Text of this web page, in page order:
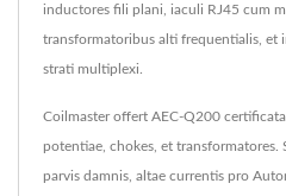
inductores fili plani, iaculi RJ45 cum
transformatoribus alti frequentialis, et
strati multiplexi.
Coilmaster offert AEC-Q200
potentiae, chokes, et
parvis damnis, altae currentis pro